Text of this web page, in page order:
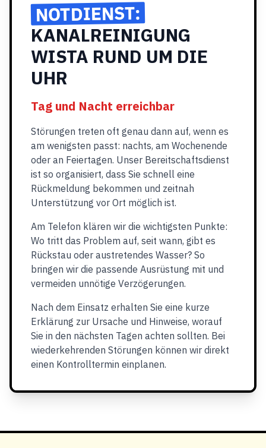
NOTDIENST:
KANALREINIGUNG
WISTA RUND UM DIE
UHR
Tag und Nacht erreichbar
Störungen treten oft genau dann auf, wenn es
am wenigsten passt: nachts, am Wochenende
oder an Feiertagen. Unser Bereitschaftsdienst
ist so organisiert, dass Sie schnell eine
Rückmeldung bekommen und zeitnah
Unterstützung vor Ort möglich ist.
Am Telefon klären wir die wichtigsten Punkte:
Wo tritt das Problem auf, seit wann, gibt es
Rückstau oder austretendes Wasser? So
bringen wir die passende Ausrüstung mit und
vermeiden unnötige Verzögerungen.
Nach dem Einsatz erhalten Sie eine kurze
Erklärung zur Ursache und Hinweise, worauf
Sie in den nächsten Tagen achten sollten. Bei
wiederkehrenden Störungen können wir direkt
einen Kontrolltermin einplanen.